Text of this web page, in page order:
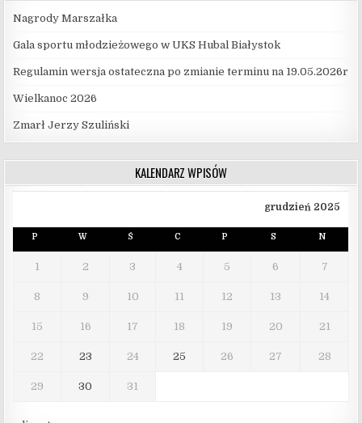
Nagrody Marszałka
Gala sportu młodzieżowego w UKS Hubal Białystok
Regulamin wersja ostateczna po zmianie terminu na 19.05.2026r
Wielkanoc 2026
Zmarł Jerzy Szuliński
KALENDARZ WPISÓW
grudzień 2025
P W Ś C P S N
1 2 3 4 5 6 7
8 9 10 11 12 13 14
15 16 17 18 19 20 21
22 23 24 25 26 27 28
29 30 31